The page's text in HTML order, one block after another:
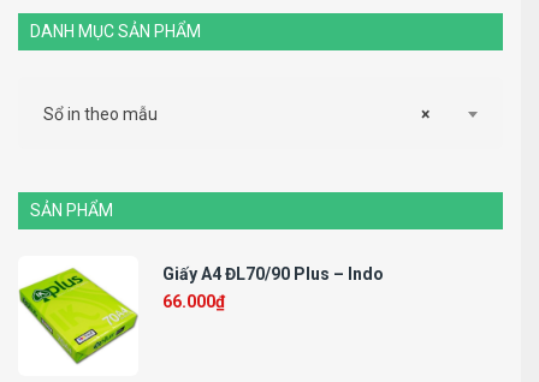
DANH MỤC SẢN PHẨM
×
Sổ in theo mẫu
SẢN PHẨM
Giấy A4 ĐL70/90 Plus – Indo
66.000₫